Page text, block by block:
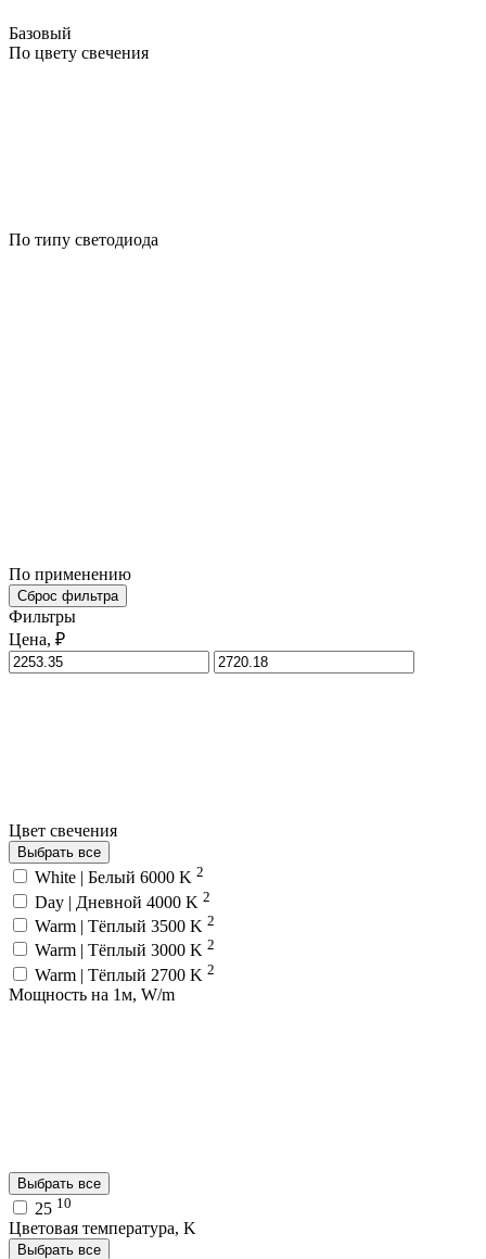
Базовый
По цвету свечения
По типу светодиода
По применению
Сброс фильтра
Фильтры
Цена, ₽
Цвет свечения
Выбрать все
White | Белый 6000 K 2
Day | Дневной 4000 K 2
Warm | Тёплый 3500 K 2
Warm | Тёплый 3000 K 2
Warm | Тёплый 2700 K 2
Мощность на 1м, W/m
Выбрать все
25 10
Цветовая температура, K
Выбрать все